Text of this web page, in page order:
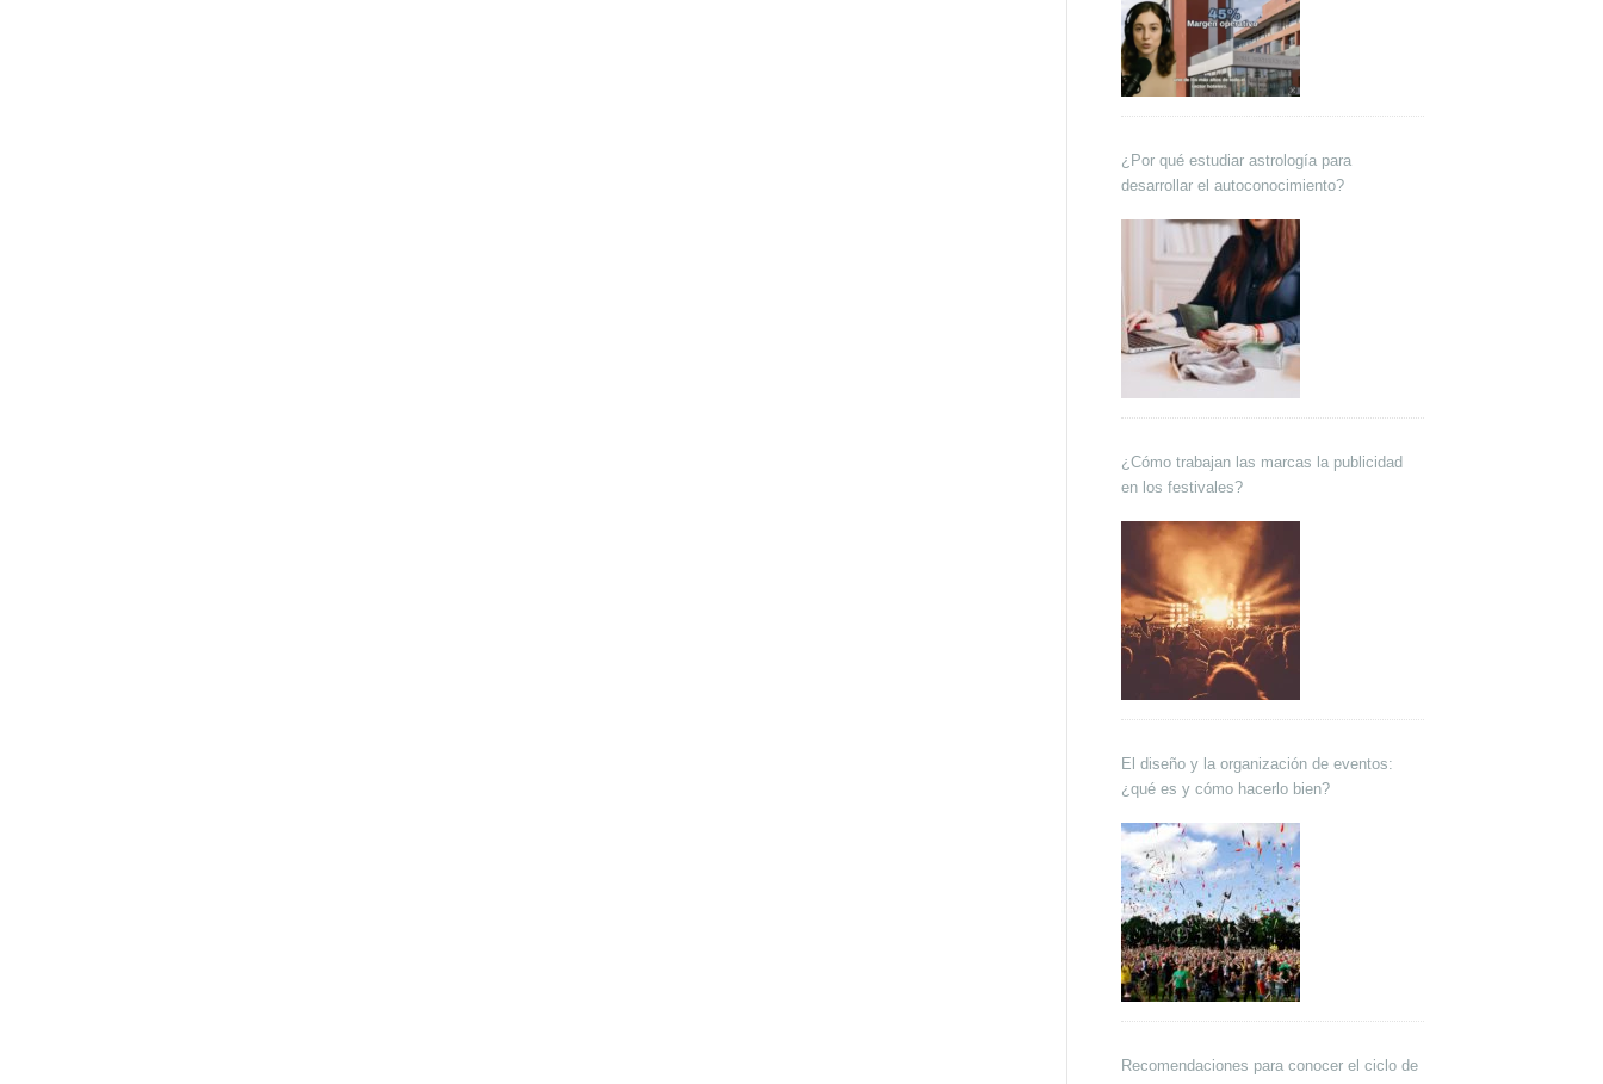
¿Por qué estudiar astrología para
desarrollar el autoconocimiento?
¿Cómo trabajan las marcas la publicidad
en los festivales?
El diseño y la organización de eventos:
¿qué es y cómo hacerlo bien?
Recomendaciones para conocer el ciclo de